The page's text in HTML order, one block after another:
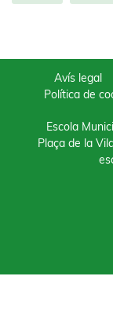
Avís legal
Política de
Escola
Plaça de la